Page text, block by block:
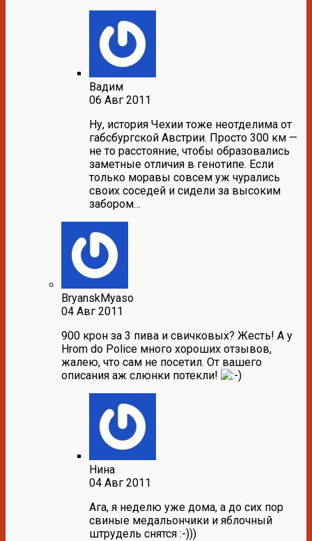
Вадим
06 Авг 2011
Ну, история Чехии тоже неотделима от
габсбургской Австрии. Просто 300 км —
не то расстояние, чтобы образовались
заметные отличия в генотипе. Если
только моравы совсем уж чурались
своих соседей и сидели за высоким
забором…
BryanskMyaso
04 Авг 2011
900 крон за 3 пива и свичковых? Жесть! А у
Hrom do Police много хороших отзывов,
жалею, что сам не посетил. От вашего
описания аж слюнки потекли!
Нина
04 Авг 2011
Ага, я неделю уже дома, а до сих пор
свиные медальончики и яблочный
штрудель снятся :-)))